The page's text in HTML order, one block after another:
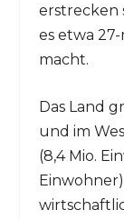
erstrecken
es etwa
macht.
Das Land
und im
(8,4 Mio.